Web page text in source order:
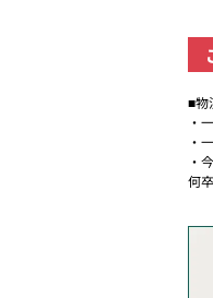
■物
・
・
・
何